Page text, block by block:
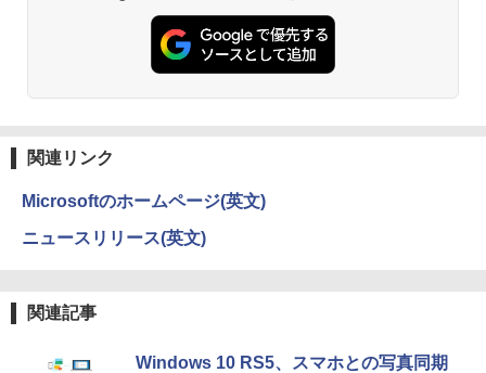
dows11
￥31,800
関連リンク
Microsoftのホームページ(英文)
ニュースリリース(英文)
関連記事
Windows 10 RS5、スマホとの写真同期